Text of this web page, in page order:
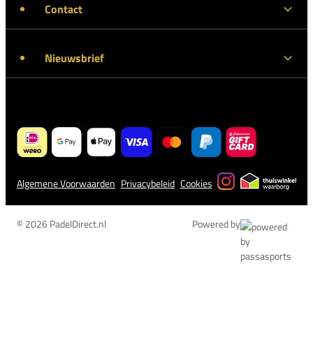
Contact
Nieuwsbrief
Algemene Voorwaarden Privacybeleid Cookies
© 2026 PadelDirect.nl Powered by